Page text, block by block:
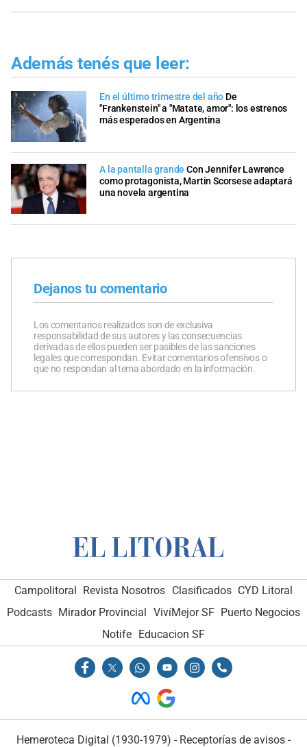
Además tenés que leer:
En el último trimestre del año De
"Frankenstein" a "Matate, amor": los estrenos
más esperados en Argentina
A la pantalla grande Con Jennifer Lawrence
como protagonista, Martin Scorsese adaptará
una novela argentina
Dejanos tu comentario
Los comentarios realizados son de exclusiva
responsabilidad de sus autores y las consecuencias
derivadas de ellos pueden ser pasibles de las sanciones
legales que correspondan. Evitar comentarios ofensivos o
que no respondan al tema abordado en la información.
Campolitoral Revista Nosotros Clasificados CYD Litoral
Podcasts Mirador Provincial VivíMejor SF Puerto Negocios
Notife Educacion SF
Hemeroteca Digital (1930-1979) - Receptorías de avisos -